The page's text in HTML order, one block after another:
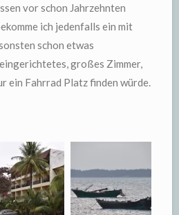
vor schon Jahrzehnten
ich jedenfalls ein mit
schon etwas
großes Zimmer,
ein Fahrrad Platz finden würde.